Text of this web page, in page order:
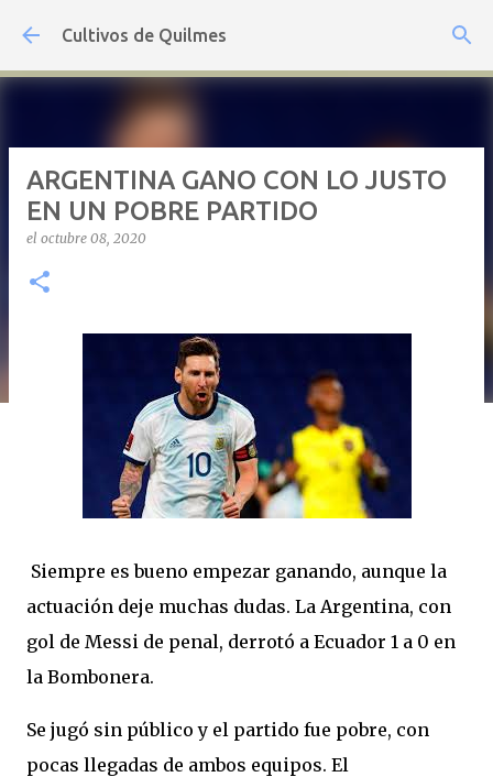
Ir al contenido principal
Cultivos de Quilmes
ARGENTINA GANO CON LO JUSTO
EN UN POBRE PARTIDO
el octubre 08, 2020
Siempre es bueno empezar ganando, aunque la
actuación deje muchas dudas. La Argentina, con
gol de Messi de penal, derrotó a Ecuador 1 a 0 en
la Bombonera.
Se jugó sin público y el partido fue pobre, con
pocas llegadas de ambos equipos. El